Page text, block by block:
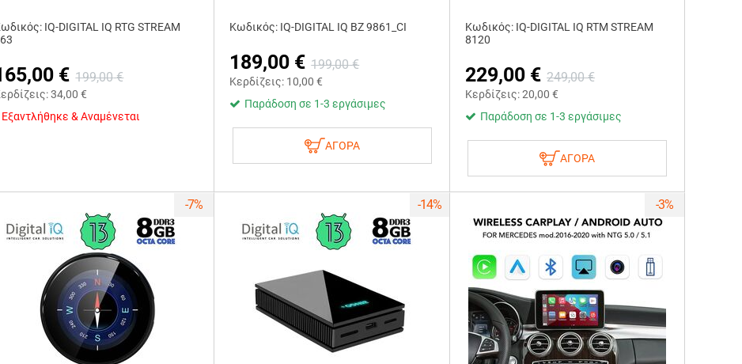
IQ-DIGITAL IQ RTG STREAM
€ 199,00 €
34,00 €
Εξαντλήθηκε & Αναμένεται
Κωδικός: IQ-DIGITAL IQ BZ 9861_CI
189,00 € 199,00 €
Κερδίζεις: 10,00 €
Παράδοση σε 1-3 εργάσιμες
ΑΓΟΡΑ
Κωδικός: IQ-DIGITAL IQ RTM STREAM
8120
229,00 € 249,00 €
Κερδίζεις:20,00 €
Παράδοση σε 1-3 εργάσιμες
ΑΓΟΡΑ
-7% -14% -3%